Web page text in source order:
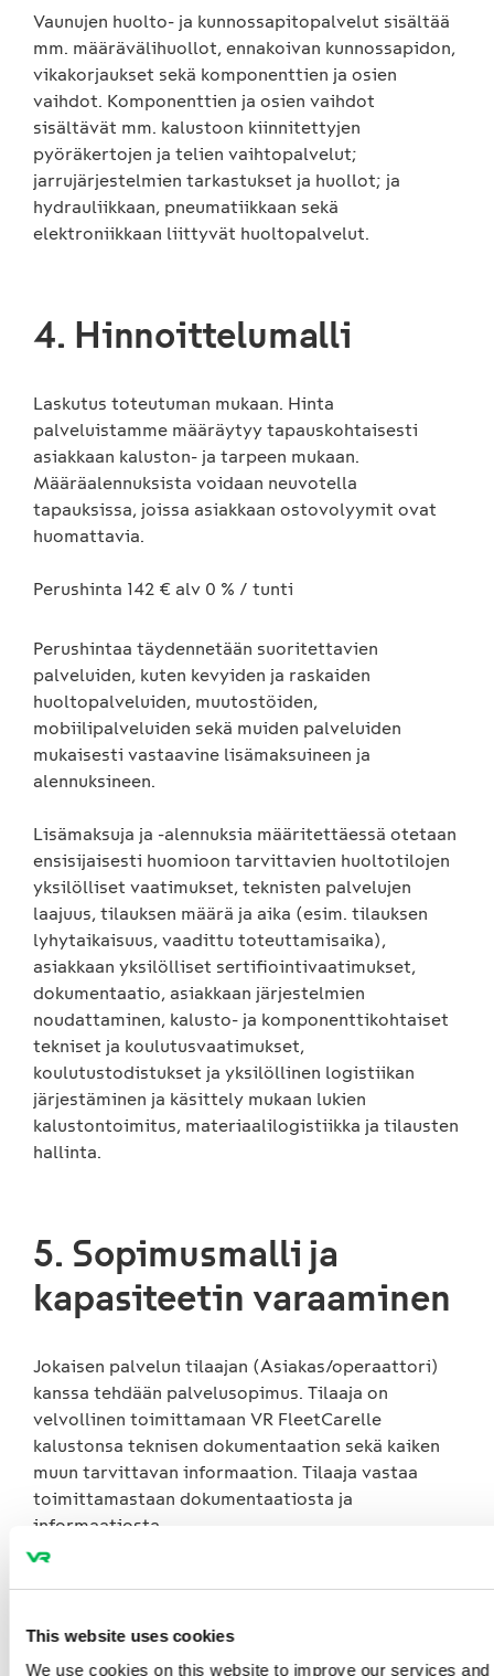
This website uses cookies
We use cookies on this website to improve our services
Vaunujen huolto- ja kunnossapitopalvelut sisältää
mm. määrävälihuollot, ennakoivan kunnossapidon,
vikakorjaukset sekä komponenttien ja osien
vaihdot. Komponenttien ja osien vaihdot
sisältävät mm. kalustoon kiinnitettyjen
pyöräkertojen ja telien vaihtopalvelut;
jarrujärjestelmien tarkastukset ja huollot; ja
hydrauliikkaan, pneumatiikkaan sekä
elektroniikkaan liittyvät huoltopalvelut.
4. Hinnoittelumalli
Laskutus toteutuman mukaan. Hinta
palveluistamme määräytyy tapauskohtaisesti
asiakkaan kaluston- ja tarpeen mukaan.
Määräalennuksista voidaan neuvotella
tapauksissa, joissa asiakkaan ostovolyymit ovat
huomattavia.
Perushinta 142 € alv 0 % / tunti
Perushintaa täydennetään suoritettavien
palveluiden, kuten kevyiden ja raskaiden
huoltopalveluiden, muutostöiden,
mobiilipalveluiden sekä muiden palveluiden
mukaisesti vastaavine lisämaksuineen ja
alennuksineen.
Lisämaksuja ja -alennuksia määritettäessä otetaan
ensisijaisesti huomioon tarvittavien huoltotilojen
yksilölliset vaatimukset, teknisten palvelujen
laajuus, tilauksen määrä ja aika (esim. tilauksen
lyhytaikaisuus, vaadittu toteuttamisaika),
asiakkaan yksilölliset sertifiointivaatimukset,
dokumentaatio, asiakkaan järjestelmien
noudattaminen, kalusto- ja komponenttikohtaiset
tekniset ja koulutusvaatimukset,
koulutustodistukset ja yksilöllinen logistiikan
järjestäminen ja käsittely mukaan lukien
kalustontoimitus, materiaalilogistiikka ja tilausten
hallinta.
5. Sopimusmalli ja
kapasiteetin varaaminen
Jokaisen palvelun tilaajan (Asiakas/operaattori)
kanssa tehdään palvelusopimus. Tilaaja on
velvollinen toimittamaan VR FleetCarelle
kalustonsa teknisen dokumentaation sekä kaiken
muun tarvittavan informaation. Tilaaja vastaa
toimittamastaan dokumentaatiosta ja
informaatiosta.
palvelusuunnitelman sekä tunnistaa mahdolliset